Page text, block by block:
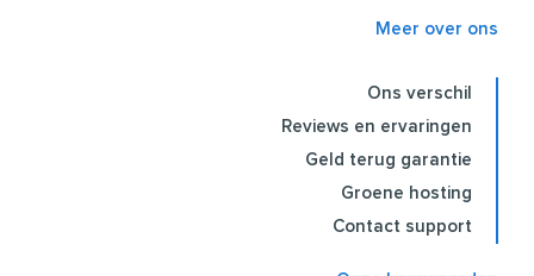
Meer over ons
Ons verschil
Reviews en ervaringen
Geld terug garantie
Groene hosting
Contact support